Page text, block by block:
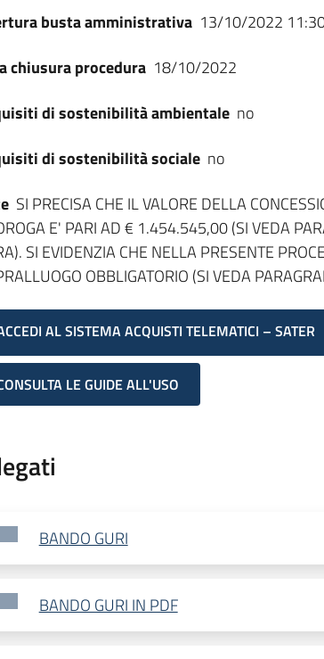
busta amministrativa 13/10/2022
chiusura procedura 18/10/2022
di sostenibilità ambientale no
di sostenibilità sociale no
SI PRECISA CHE IL VALORE DELLA
E' PARI AD € 1.454.545,00 (SI VEDA
SI EVIDENZIA CHE NELLA PRESENTE
OBBLIGATORIO (SI VEDA
AL SISTEMA ACQUISTI TELEMATICI – SATER
LE GUIDE ALL'USO
BANDO GURI
BANDO GURI IN PDF